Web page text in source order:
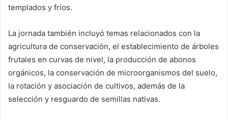
templados y fríos.
La jornada también incluyó temas relacionados con la
agricultura de conservación, el establecimiento de árboles
frutales en curvas de nivel, la producción de abonos
orgánicos, la conservación de microorganismos del suelo,
la rotación y asociación de cultivos, además de la
selección y resguardo de semillas nativas.